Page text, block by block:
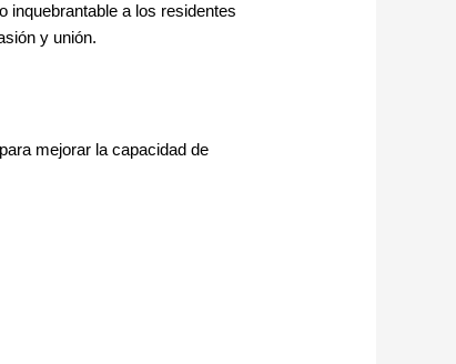
inquebrantable a los residentes
y unión.
mejorar la capacidad de